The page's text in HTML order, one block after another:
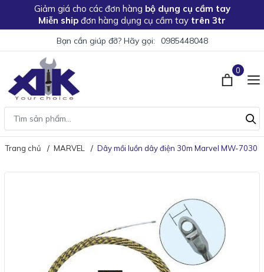
Giảm giá cho các đơn hàng bộ dụng cụ cầm tay
Miễn ship đơn hàng dụng cụ cầm tay trên 3tr
Bạn cần giúp đỡ? Hãy gọi: 0985448048
0
Trang chủ MARVEL Dây mồi luồn dây điện 30m Marvel MW-7030